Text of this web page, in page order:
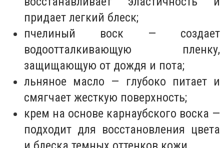
придает легкий блеск;
пчелиный воск — создает
водоотталкивающую пленку,
защищающую от дождя и пота;
льняное масло — глубоко питает и
смягчает жесткую поверхность;
крем на основе карнаубского воска —
подходит для восстановления цвета